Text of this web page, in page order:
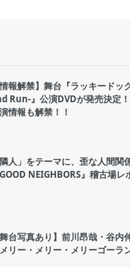
情報解禁】舞台『ラッキード
Run-』公演DVDが発売決定
情報も解禁！！
隣人」をテーマに、歪な人間
GOOD NEIGHBORS』稽古場レ
舞台写真あり】前川昂哉・谷内
メリー・メリー・メリーゴーラ